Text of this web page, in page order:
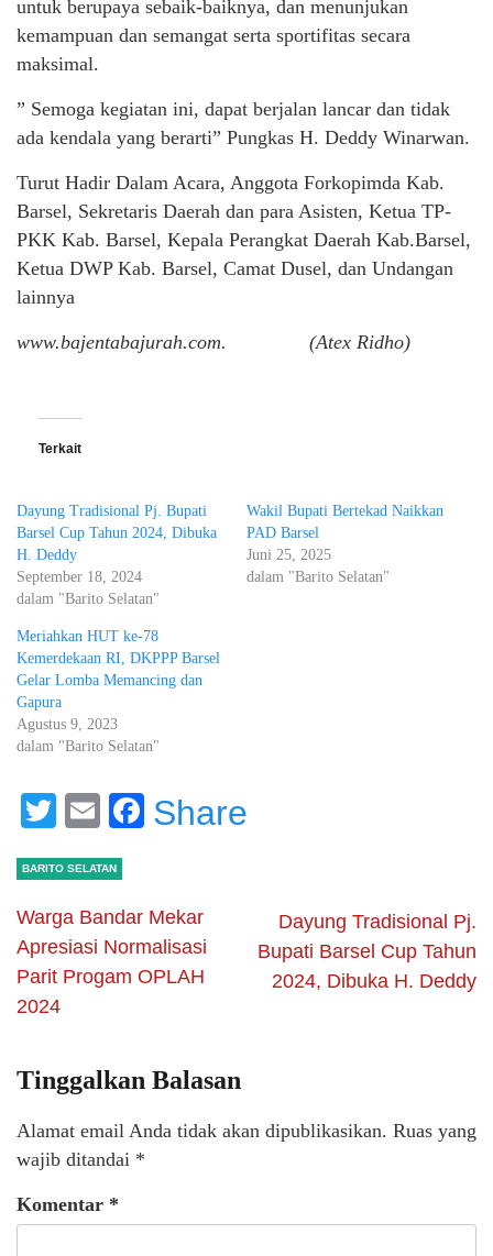
untuk berupaya sebaik-baiknya, dan menunjukan
kemampuan dan semangat serta sportifitas secara
maksimal.
” Semoga kegiatan ini, dapat berjalan lancar dan tidak
ada kendala yang berarti” Pungkas H. Deddy Winarwan.
Turut Hadir Dalam Acara, Anggota Forkopimda Kab.
Barsel, Sekretaris Daerah dan para Asisten, Ketua TP-
PKK Kab. Barsel, Kepala Perangkat Daerah Kab.Barsel,
Ketua DWP Kab. Barsel, Camat Dusel, dan Undangan
lainnya
www.bajentabajurah.com. (Atex Ridho)
Terkait
Dayung Tradisional Pj. Bupati
Barsel Cup Tahun 2024, Dibuka
H. Deddy
September 18, 2024
dalam "Barito Selatan"
Wakil Bupati Bertekad Naikkan
PAD Barsel
Juni 25, 2025
dalam "Barito Selatan"
Meriahkan HUT ke-78
Kemerdekaan RI, DKPPP Barsel
Gelar Lomba Memancing dan
Gapura
Agustus 9, 2023
dalam "Barito Selatan"
Twitter
EmailFacebook
Share
BARITO SELATAN
Warga Bandar Mekar
Apresiasi Normalisasi
Parit Progam OPLAH
2024
Dayung Tradisional Pj.
Bupati Barsel Cup Tahun
2024, Dibuka H. Deddy
Tinggalkan Balasan
Alamat email Anda tidak akan dipublikasikan. Ruas yang
wajib ditandai *
Komentar *